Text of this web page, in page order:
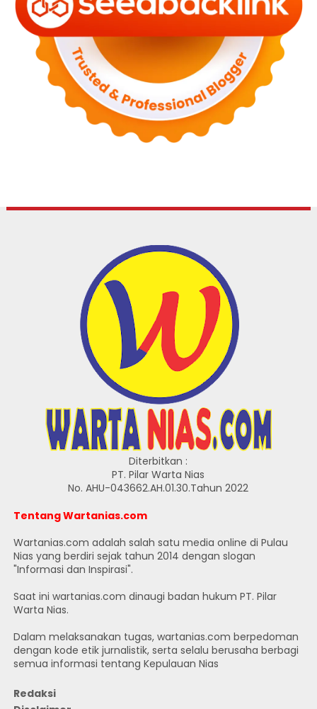
Diterbitkan :
PT. Pilar Warta Nias
No. AHU-043662.AH.01.30.Tahun 2022
Tentang Wartanias.com
Wartanias.com adalah salah satu media online di Pulau
Nias yang berdiri sejak tahun 2014 dengan slogan
"Informasi dan Inspirasi".
Saat ini wartanias.com dinaugi badan hukum PT. Pilar
Warta Nias.
Dalam melaksanakan tugas, wartanias.com berpedoman
dengan kode etik jurnalistik, serta selalu berusaha berbagi
semua informasi tentang Kepulauan Nias
Redaksi